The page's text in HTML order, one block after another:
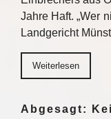
Jahre Haft. „Wer
Landgericht
Weiterlesen
Abgesagt: